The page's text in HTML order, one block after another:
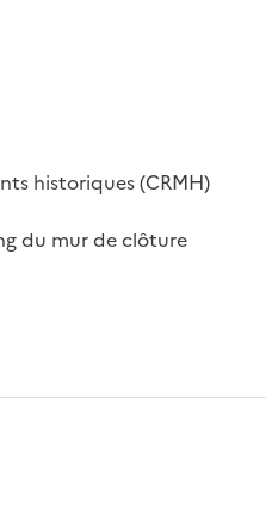
historiques (CRMH)
du mur de clôture